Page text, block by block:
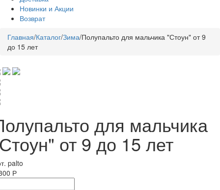
Новинки и Акции
Возврат
Главная/Каталог/Зима/Полупальто для мальчика "Стоун" от 9
до 15 лет
для мальчика
от 9 до 15 лет
palto
Р